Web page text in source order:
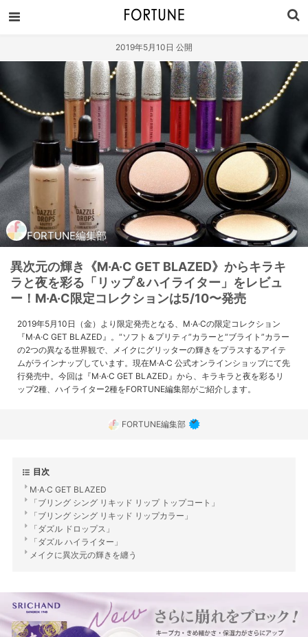
2019年5月10日 公開
FORTUNE編集部
異次元の輝き《M·A·C GET BLAZED》からキラキ
ラと夜を彩る「リップ＆ハイライター」をレビュ
ー！M·A·C限定コレクションは5/10〜発売
2019年5月10日（金）より限定発売となる、M·A·Cの限定コレクション
『M·A·C GET BLAZED』。“ソフト＆プリティ”カラーと“ブライト”カラー
の2つの異なる世界観で、メイクにグリッターの輝きをプラスするアイテ
ムがラインナップしています。現在M·A·C 公式オンラインショップにて先
行発売中。今回は『M·A·C GET BLAZED』から、キラキラと夜を彩るリ
ップ2種、ハイライター2種をFORTUNE編集部がご紹介します。
FORTUNE編集部
目次
M·A·C GET BLAZED
「ブリング シング リキッド リップ トップコート」
「ブリング シング リキッド リップカラー」
「ダズル ドロップス」
「ダズル ハイライター」
メイクに異次元の輝きを纏う